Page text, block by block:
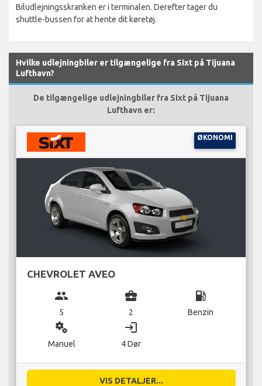
Biludlejningsskranken er i terminalen. Derefter tager du
shuttle-bussen for at hente dit køretøj.
Hvilke udlejningbiler er tilgængelige fra Sixt på Tijuana
Lufthavn?
De tilgængelige udlejningbiler fra Sixt på Tijuana
Lufthavn er:
ØKONOMI
CHEVROLET AVEO
group
5
business_center
2
local_gas_station
Benzin
miscellaneous_services
Manuel
login
4 Dør
VIS DETALJER...